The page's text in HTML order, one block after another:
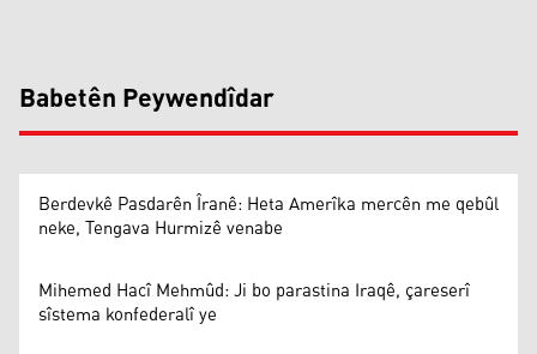
Babetên Peywendîdar
Berdevkê Pasdarên Îranê: Heta Amerîka mercên me qebûl
neke, Tengava Hurmizê venabe
Mihemed Hacî Mehmûd: Ji bo parastina Iraqê, çareserî
sîstema konfederalî ye